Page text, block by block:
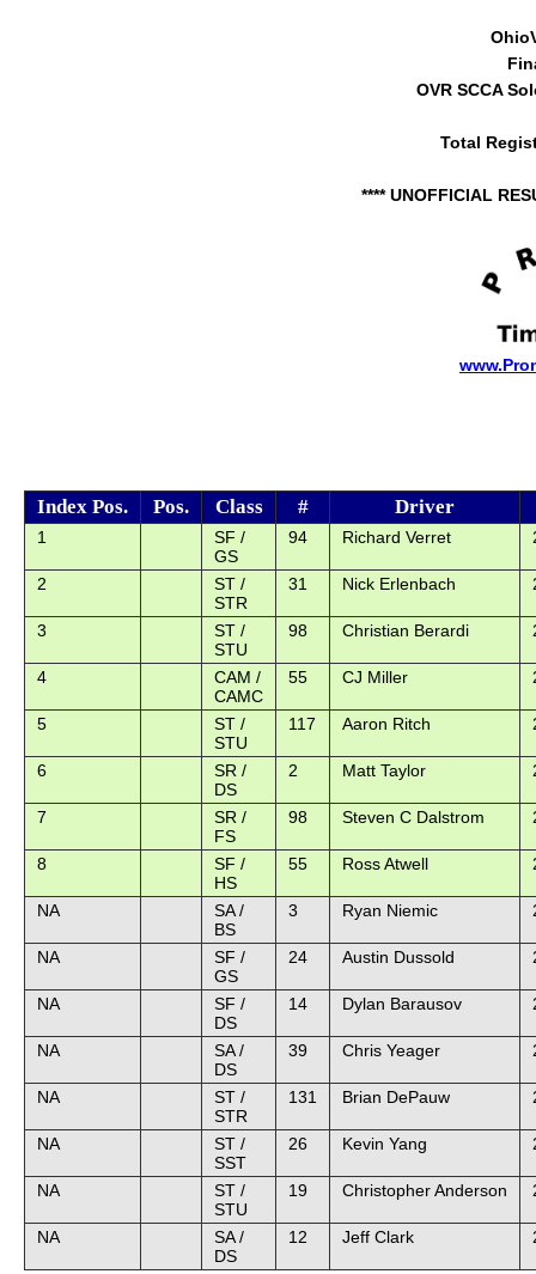
OVR SCCA
Total
**** UNOFFICIAL
Index Pos. Pos. Class # Driver
1
SF /
GS
94 Richard Verret
2
ST /
STR
31 Nick Erlenbach
3
ST /
STU
98 Christian Berardi
4
CAM /
CAMC
55 CJ Miller
5
ST /
STU
117 Aaron Ritch
6
SR /
DS
2 Matt Taylor
7
SR /
FS
98 Steven C Dalstrom
8
SF /
HS
55 Ross Atwell
NA
SA /
BS
3 Ryan Niemic
NA
SF /
GS
24 Austin Dussold
NA
SF /
DS
14 Dylan Barausov
NA
SA /
DS
39 Chris Yeager
NA
ST /
STR
131 Brian DePauw
NA
ST /
SST
26 Kevin Yang
NA
ST /
STU
19 Christopher Anderson
NA
SA /
DS
12 Jeff Clark